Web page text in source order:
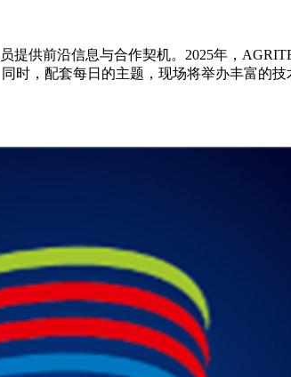
提供前沿信息与合作契机。2025年，
时，配套每日的主题，现场将举办丰富的